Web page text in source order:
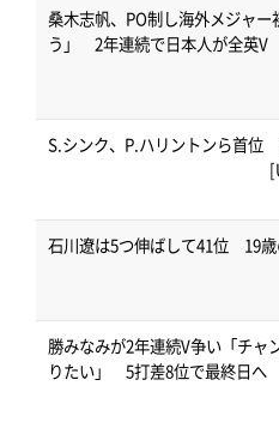
桑木志帆、PO制し海外メジャ
う」 2年連続で日本人が全英V
S.シンク、P.ハリントンら首位
石川遼は5つ伸ばして41位 19
勝みなみが2年連続V争い「チャ
りたい」 5打差8位で最終日へ